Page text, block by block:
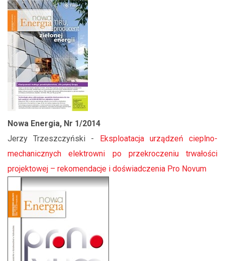
Nowa Energia, Nr 1/2014
Jerzy Trzeszczyński -
Eksploatacja urządzeń cieplno-
mechanicznych elektrowni po przekroczeniu trwałości
projektowej – rekomendacje i doświadczenia Pro Novum